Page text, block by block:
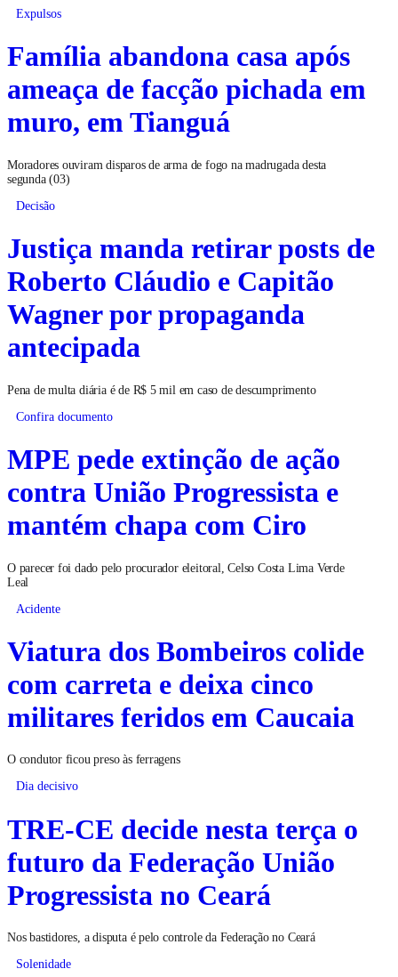
Expulsos
Família abandona casa após
ameaça de facção pichada em
muro, em Tianguá
Moradores ouviram disparos de arma de fogo na madrugada desta
segunda (03)
Decisão
Justiça manda retirar posts de
Roberto Cláudio e Capitão
Wagner por propaganda
antecipada
Pena de multa diária é de R$ 5 mil em caso de descumprimento
Confira documento
MPE pede extinção de ação
contra União Progressista e
mantém chapa com Ciro
O parecer foi dado pelo procurador eleitoral, Celso Costa Lima Verde
Leal
Acidente
Viatura dos Bombeiros colide
com carreta e deixa cinco
militares feridos em Caucaia
O condutor ficou preso às ferragens
Dia decisivo
TRE-CE decide nesta terça o
futuro da Federação União
Progressista no Ceará
Nos bastidores, a disputa é pelo controle da Federação no Ceará
Solenidade